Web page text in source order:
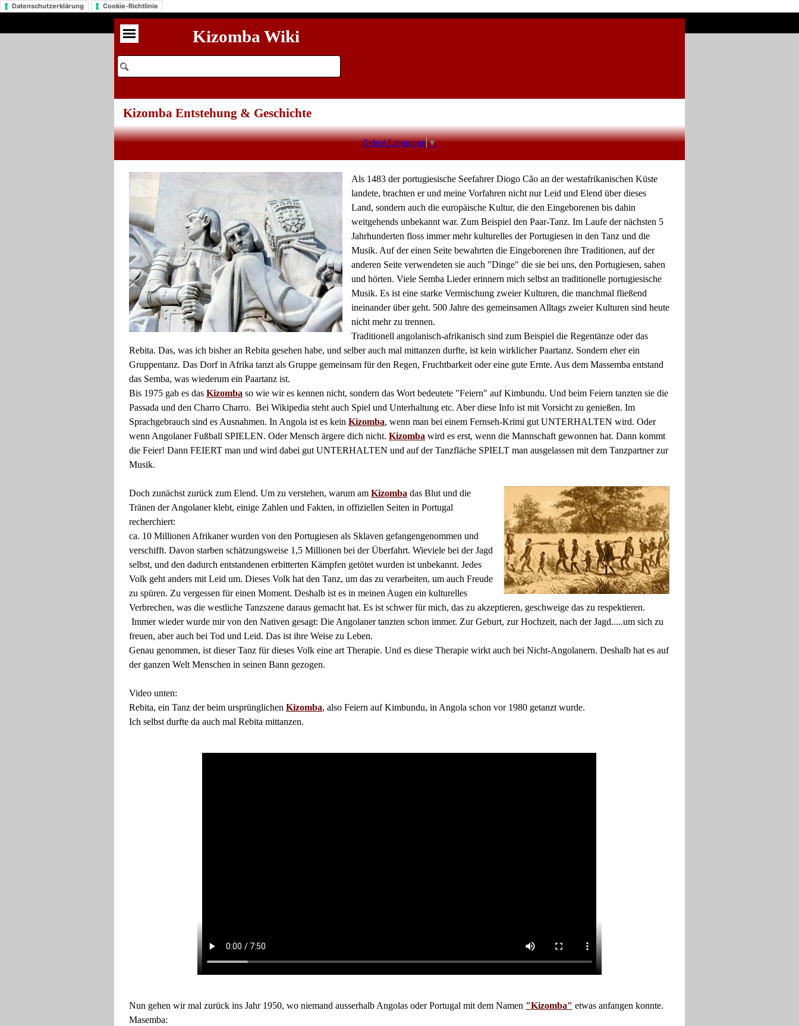
Datenschutzerklärung Cookie-Richtlinie
Kizomba Wiki
Kizomba Entstehung & Geschichte
Select Language▼
Als 1483 der portugiesische Seefahrer Diogo Cão an der westafrikanischen Küste
landete, brachten er und meine Vorfahren nicht nur Leid und Elend über dieses
Land, sondern auch die europäische Kultur, die den Eingeborenen bis dahin
weitgehends unbekannt war. Zum Beispiel den Paar-Tanz. Im Laufe der nächsten 5
Jahrhunderten floss immer mehr kulturelles der Portugiesen in den Tanz und die
Musik. Auf der einen Seite bewahrten die Eingeborenen ihre Traditionen, auf der
anderen Seite verwendeten sie auch "Dinge" die sie bei uns, den Portugiesen, sahen
und hörten. Viele Semba Lieder erinnern mich selbst an traditionelle portugiesische
Musik. Es ist eine starke Vermischung zweier Kulturen, die manchmal fließend
ineinander über geht. 500 Jahre des gemeinsamen Alltags zweier Kulturen sind heute
nicht mehr zu trennen.
Traditionell angolanisch-afrikanisch sind zum Beispiel die Regentänze oder das
Rebita. Das, was ich bisher an Rebita gesehen habe, und selber auch mal mittanzen durfte, ist kein wirklicher Paartanz. Sondern eher ein
Gruppentanz. Das Dorf in Afrika tanzt als Gruppe gemeinsam für den Regen, Fruchtbarkeit oder eine gute Ernte. Aus dem Massemba entstand
das Semba, was wiederum ein Paartanz ist.
Bis 1975 gab es dasKizomba so wie wir es kennen nicht, sondern das Wort bedeutete "Feiern" auf Kimbundu. Und beim Feiern tanzten sie die
Passada und den Charro Charro. Bei Wikipedia steht auch Spiel und Unterhaltung etc. Aber diese Info ist mit Vorsicht zu genießen. Im
Sprachgebrauch sind es Ausnahmen. In Angola ist es keinKizomba, wenn man bei einem Fernseh-Krimi gut UNTERHALTEN wird. Oder
wenn Angolaner Fußball SPIELEN. Oder Mensch ärgere dich nicht.Kizomba wird es erst, wenn die Mannschaft gewonnen hat. Dann kommt
die Feier! Dann FEIERT man und wird dabei gut UNTERHALTEN und auf der Tanzfläche SPIELT man ausgelassen mit dem Tanzpartner zur
Musik.
Doch zunächst zurück zum Elend. Um zu verstehen, warum amKizomba das Blut und die
Tränen der Angolaner klebt, einige Zahlen und Fakten,in offiziellen Seiten in Portugal
recherchiert:
ca. 10 Millionen Afrikaner wurden von den Portugiesen als Sklaven gefangengenommen und
verschifft. Davon starben schätzungsweise 1,5 Millionen bei der Überfahrt. Wieviele bei der Jagd
selbst, und den dadurch entstandenen erbitterten Kämpfen getötet wurden ist unbekannt. Jedes
Volk geht anders mit Leid um. Dieses Volk hat den Tanz, um das zu verarbeiten, um auch Freude
zu spüren. Zu vergessen für einen Moment. Deshalb ist es in meinen Augen ein kulturelles
Verbrechen, was die westliche Tanzszene daraus gemacht hat. Es ist schwer für mich, das zu akzeptieren, geschweige das zu respektieren.
Immer wieder wurde mir von den Nativen gesagt: Die Angolaner tanzten schon immer. Zur Geburt, zur Hochzeit, nach der Jagd.....um sich zu
freuen, aber auch bei Tod und Leid. Das ist ihre Weise zu Leben.
Genau genommen, ist dieser Tanz für dieses Volk eine art Therapie. Und es diese Therapie wirkt auch bei Nicht-Angolanern. Deshalb hat es auf
der ganzen Welt Menschen in seinen Bann gezogen.
Video unten:
Rebita, ein Tanz der beim ursprünglichenKizomba, also Feiern auf Kimbundu, in Angola schon vor 1980 getanzt wurde.
Ich selbst durfte da auch mal Rebita mittanzen.
Nun gehen wir mal zurück ins Jahr 1950, wo niemand ausserhalb Angolas oder Portugal mit dem Namen "Kizomba" etwas anfangen konnte.
Masemba: